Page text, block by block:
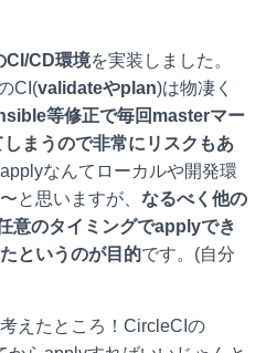
CD環境を実装しました。
CI(validateやplan)は物凄く
等修正で毎回masterマー
まうので非常にリスクもあ
なんてローカルや開発環
と思いますが、 なるべく他の
意のタイミングでapplyでき
というのが目的です。(自分
えたところ！CircleCIの